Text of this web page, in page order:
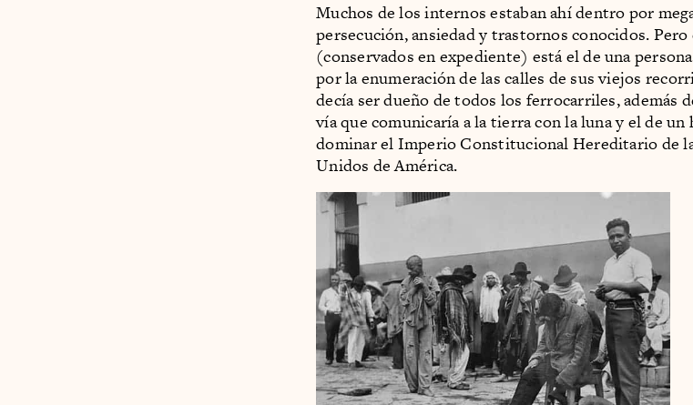
Muchos de los internos estaban ahí dentro por
persecución, ansiedad y trastornos conocidos.
(conservados en expediente) está el de una
por la enumeración de las calles de sus viejos
decía ser dueño de todos los ferrocarriles, además
vía que comunicaría a la tierra con la luna y el de
dominar el Imperio Constitucional Hereditario de
Unidos de América.